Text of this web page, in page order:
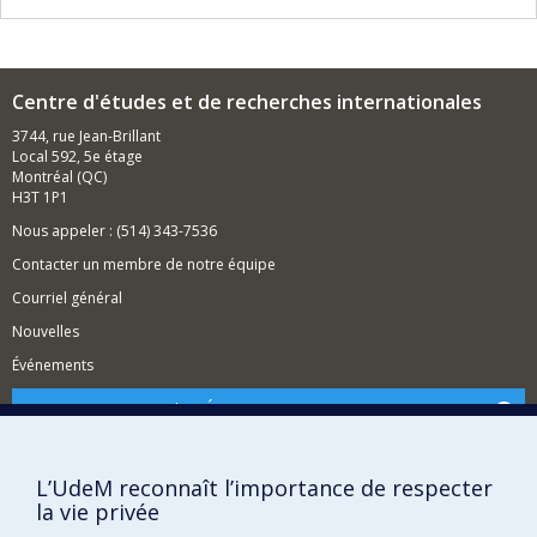
de peuplement. Si mes échelles d'analyse sont
principalement locales et passent par des études de
économiques se déploient aussi à des échelles
régionales et internationales, voire transnationales.
Centre d'études et de recherches internationales
3744, rue Jean-Brillant
Local 592, 5e étage
Montréal (QC)
H3T 1P1
Nous appeler : (514) 343-7536
Contacter un membre de notre équipe
Courriel général
Nouvelles
Événements
Comment soutenir le CÉRIUM?
Plan du site
Signaler une erreur
L’UdeM reconnaît l’importance de respecter
la vie privée